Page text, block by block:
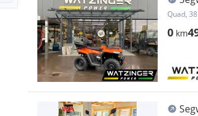
Quad,
0 km